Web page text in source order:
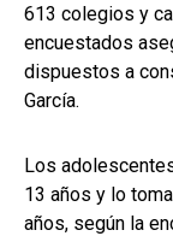
613 colegios y
encuestados
dispuestos a
García.
Los
13 años y lo
años, según la